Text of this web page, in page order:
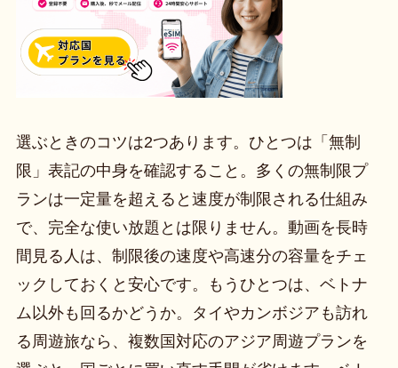
選ぶときのコツは2つあります。ひとつは「無制
限」表記の中身を確認すること。多くの無制限プ
ランは一定量を超えると速度が制限される仕組み
で、完全な使い放題とは限りません。動画を長時
間見る人は、制限後の速度や高速分の容量をチェ
ックしておくと安心です。もうひとつは、ベトナ
ム以外も回るかどうか。タイやカンボジアも訪れ
る周遊旅なら、複数国対応のアジア周遊プランを